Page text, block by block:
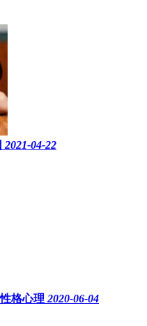
2021-04-22
格心理 2020-06-04